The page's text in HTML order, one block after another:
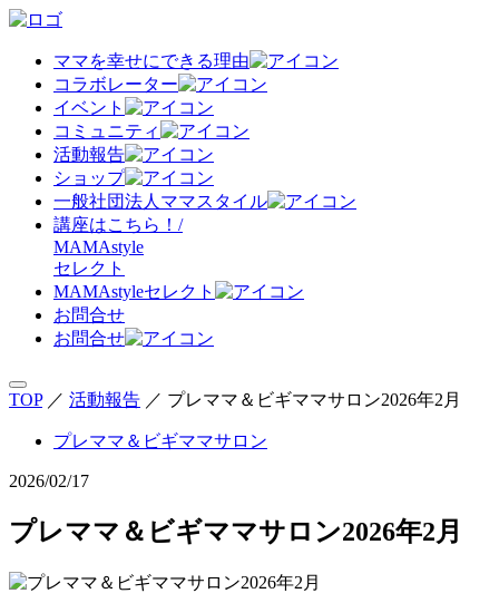
ママを幸せにできる理由
コラボレーター
イベント
コミュニティ
活動報告
ショップ
一般社団法人ママスタイル
講座はこちら！/
MAMAstyle
セレクト
MAMAstyleセレクト
お問合せ
お問合せ
TOP ／ 活動報告 ／ プレママ＆ビギママサロン2026年2月
プレママ＆ビギママサロン
2026/02/17
プレママ＆ビギママサロン2026年2月